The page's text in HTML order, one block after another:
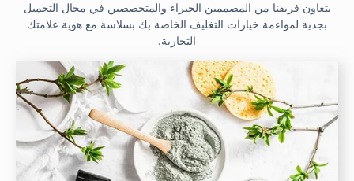
يتعاون فريقنا من المصممين الخبراء والمتخصصين في مجال التجميل
بجدية لمواءمة خيارات التغليف الخاصة بك بسلاسة مع هوية علامتك
التجارية.